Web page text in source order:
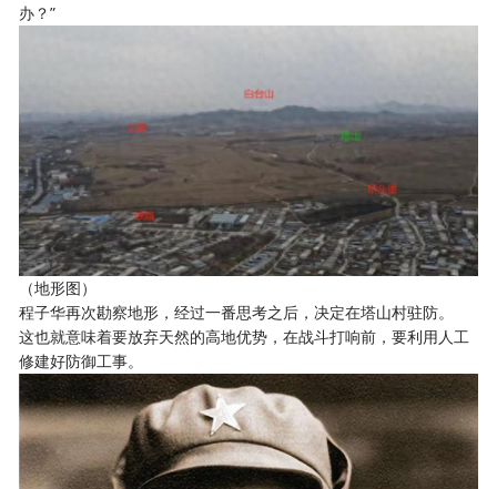
办？”
（地形图）
程子华再次勘察地形，经过一番思考之后，决定在塔山村驻防。
这也就意味着要放弃天然的高地优势，在战斗打响前，要利用人工
修建好防御工事。